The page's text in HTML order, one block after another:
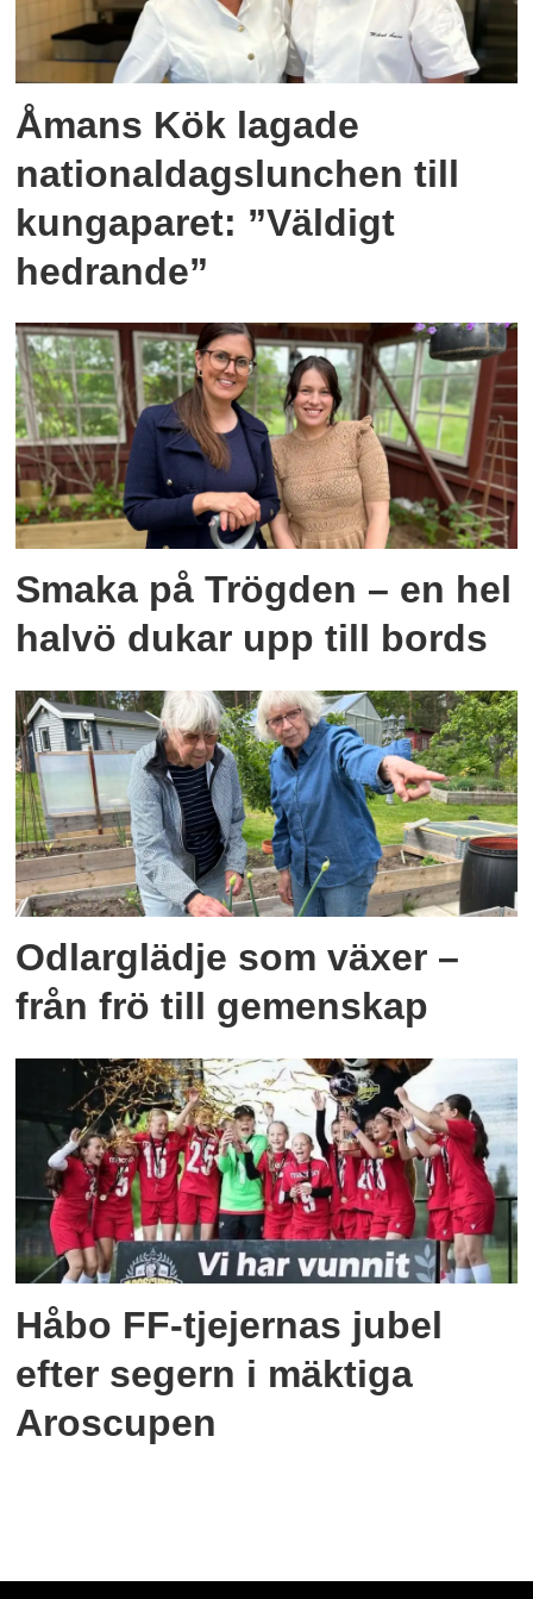
Åmans Kök lagade
nationaldagslunchen till
kungaparet: ”Väldigt
hedrande”
Smaka på Trögden – en hel
halvö dukar upp till bords
Odlarglädje som växer –
från frö till gemenskap
Håbo FF-tjejernas jubel
efter segern i mäktiga
Aroscupen